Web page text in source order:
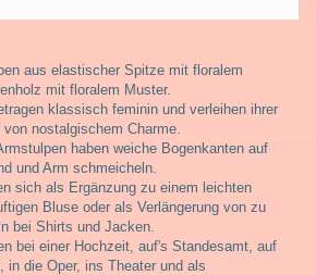
aus elastischer Spitze mit floralem
mit floralem Muster.
klassisch feminin und verleihen ihrer
nostalgischem Charme.
haben weiche Bogenkanten auf
und Arm schmeicheln.
sich als Ergänzung zu einem leichten
Bluse oder als Verlängerung von zu
bei Shirts und Jacken.
bei einer Hochzeit, auf's Standesamt, auf
in die Oper, ins Theater und als